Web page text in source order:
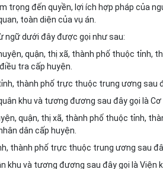
trọng đến quyền, lợi ích hợp pháp của
toàn diện của vụ án.
ngữ dưới đây được gọi như sau:
quận, thị xã, thành phố thuộc tỉnh,
tra cấp huyện.
thành phố trực thuộc trung ương sau
khu và tương đương sau đây gọi là
quận, thị xã, thành phố thuộc tỉnh,
dân cấp huyện.
thành phố trực thuộc trung ương sau
khu và tương đương sau đây gọi là Viện